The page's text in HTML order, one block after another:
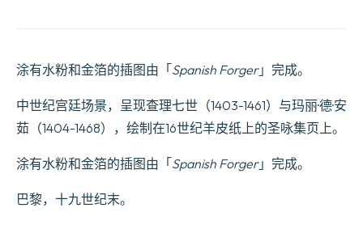
涂有水粉和金箔的插图由「Spanish Forger」完成。
中世纪宫廷场景，呈现查理七世（1403-1461）与玛丽·德·安
茹（1404-1468），绘制在16世纪羊皮纸上的圣咏集页上。
涂有水粉和金箔的插图由「Spanish Forger」完成。
巴黎，十九世纪末。